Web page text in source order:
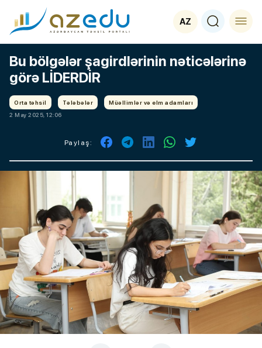
AZ
Bu bölgələr şagirdlərinin nəticələrinə
görə LİDERDİR
Orta təhsil Tələbələr
Müəllimlər və elm adamları
2 May 2025, 12:06
Paylaş: